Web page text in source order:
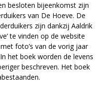
besloten bijeenkomst zijn
van De Hoeve. De
zijn dankzij Aaldrik
te vinden op de website
foto’s van de vorig jaar
het boek worden de levens
beschreven. Het boek